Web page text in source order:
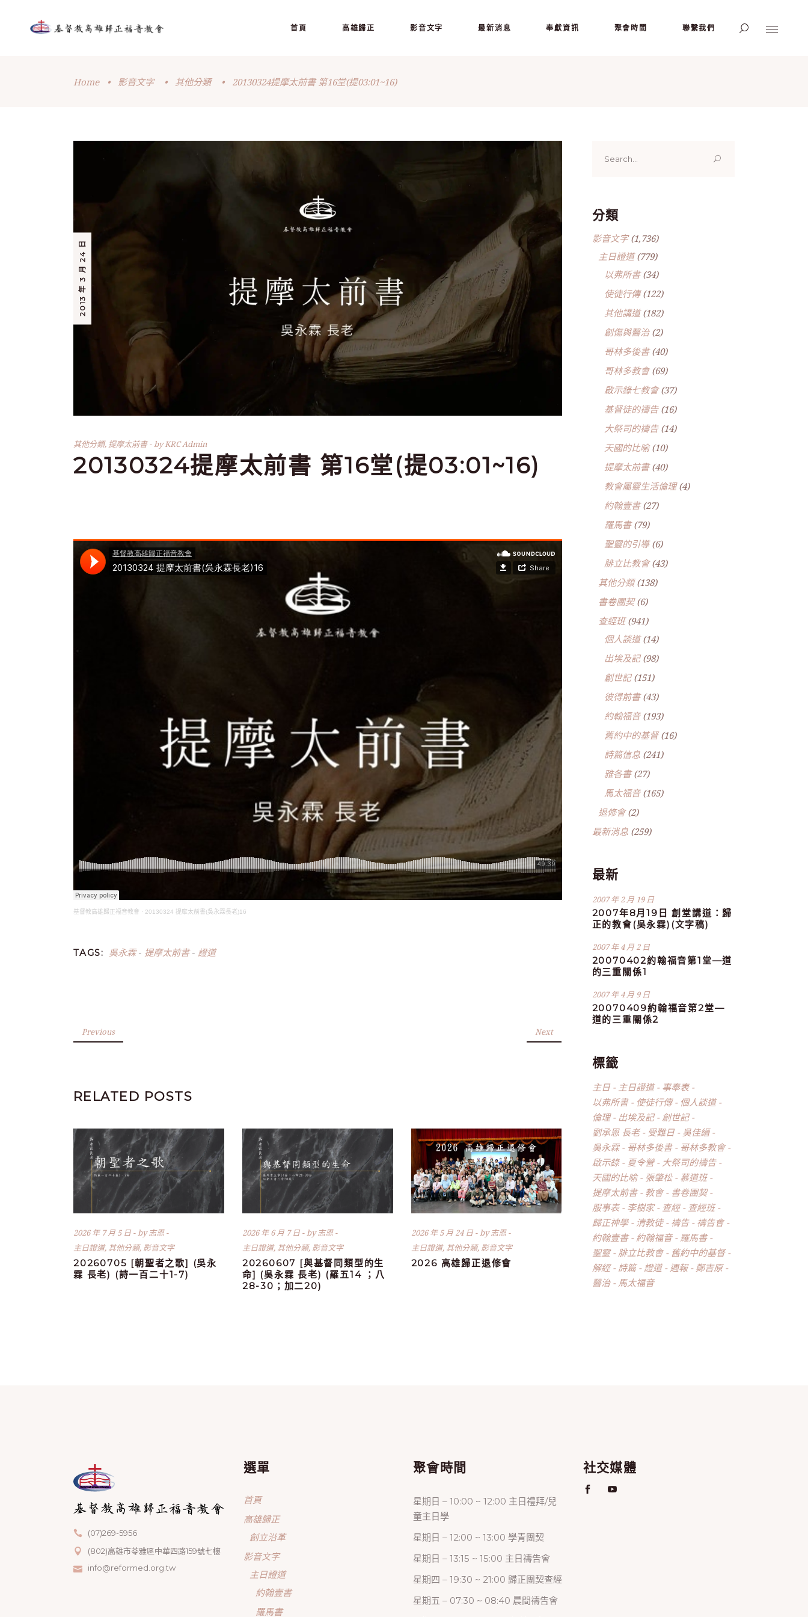
首頁 高雄歸正 影音文字 最新消息 奉獻資訊 聚會時間 聯繫我們
Home • 影音文字 • 其他分類 • 20130324提摩太前書 第16堂(提03:01~16)
2013 年 3 月 24 日
其他分類, 提摩太前書 byKRC Admin
20130324提摩太前書 第16堂(提03:01~16)
基督教高雄歸正福音教會 · 20130324 提摩太前書(吳永霖長老)16
TAGS: 吳永霖- 提摩太前書- 證道
Previous Next
RELATED POSTS
2026 年 7 月 5 日 by志恩
主日證道, 其他分類, 影音文字
20260705 [朝聖者之歌] (吳永
霖 長老) (詩一百二十1-7)
2026 年 6 月 7 日 by志恩
主日證道, 其他分類, 影音文字
20260607 [與基督同類型的生
命] (吳永霖 長老) (羅五14 ；八
28-30；加二20)
2026 年 5 月 24 日 by志恩
主日證道, 其他分類, 影音文字
2026 高雄歸正退修會
for:
分類
影音文字(1,736)
主日證道(779)
以弗所書(34)
使徒行傳(122)
其他講道(182)
創傷與醫治(2)
哥林多後書(40)
哥林多教會(69)
啟示錄七教會(37)
基督徒的禱告(16)
大祭司的禱告(14)
天國的比喻(10)
提摩太前書(40)
教會屬靈生活倫理(4)
約翰壹書(27)
羅馬書(79)
聖靈的引導(6)
腓立比教會(43)
其他分類(138)
書卷團契(6)
查經班(941)
個人談道(14)
出埃及記(98)
創世記(151)
彼得前書(43)
約翰福音(193)
舊約中的基督(16)
詩篇信息(241)
雅各書(27)
馬太福音(165)
退修會(2)
最新消息(259)
最新
2007 年 2 月 19 日
2007年8月19日 創堂講道：歸
正的教會(吳永霖)(文字稿)
2007 年 4 月 2 日
20070402約翰福音第1堂—道
的三重關係1
2007 年 4 月 9 日
20070409約翰福音第2堂—
道的三重關係2
標籤
主日 主日證道
事奉表
以弗所書
使徒行傳
個人談道
倫理
出埃及記
創世記
劉承恩 長老
受難日
吳佳縉
吳永霖
哥林多後書
哥林多教會
啟示錄
夏令營
大祭司的禱告
天國的比喻
張肇松
慕道班
提摩太前書
教會
書卷團契
服事表
李樹家 查經
查經班
歸正神學
清教徒 禱告
禱告會
約翰壹書
約翰福音
羅馬書
聖靈
腓立比教會
舊約中的基督
解經
詩篇 證道 週報
鄭吉原
醫治
馬太福音
(07)269-5956
(802)高雄市苓雅區中華四路159號七樓
info@reformed.org.tw
選單
首頁
高雄歸正
創立沿革
影音文字
主日證道
約翰壹書
羅馬書
聚會時間
星期日 – 10:00 ~ 12:00 主日禮拜/兒
童主日學
星期日 – 12:00 ~ 13:00 學青團契
星期日 – 13:15 ~ 15:00 主日禱告會
星期四 – 19:30 ~ 21:00 歸正團契查經
星期五 – 07:30 ~ 08:40 晨間禱告會
社交媒體